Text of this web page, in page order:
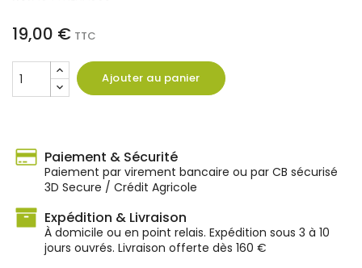
19,00 € TTC
Ajouter au panier
Paiement & Sécurité
Paiement par virement bancaire ou par CB sécurisé
3D Secure / Crédit Agricole
Expédition & Livraison
À domicile ou en point relais. Expédition sous 3 à 10
jours ouvrés. Livraison offerte dès 160 €